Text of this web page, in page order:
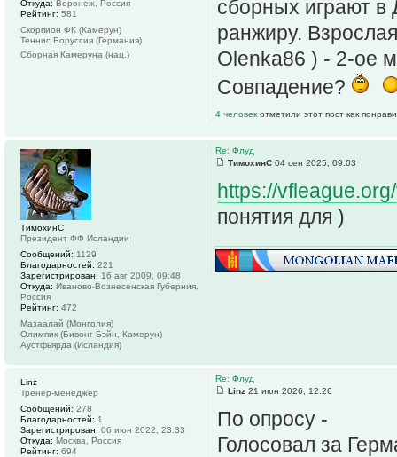
сборных играют
ранжиру.
Olenka86 ) - 2-ое
Совпадение?
4 человек отметили этот пост как
Откуда: Воронеж, Россия
Рейтинг: 581
Скорпион ФК (Камерун)
Теннис Боруссия (Германия)
Сборная Камеруна (нац.)
Re: Флуд
ТимохинС 04 сен 2025, 09:03
https://
понятия для )
ТимохинС
Президент ФФ Исландии
Сообщений: 1129
Благодарностей: 221
Зарегистрирован: 16 авг 2009, 09:48
Откуда: Иваново-Вознесенская Губерния,
Россия
Рейтинг: 472
Мазаалай (Монголия)
Олимпик (Бивонг-Бэйн, Камерун)
Аустфьярда (Исландия)
Re: Флуд
Linz 21 июн 2026, 12:26
По опросу -
Голосовал за
Linz
Тренер-менеджер
Сообщений: 278
Благодарностей: 1
Зарегистрирован: 06 июн 2022, 23:33
Откуда: Москва, Россия
Рейтинг: 694